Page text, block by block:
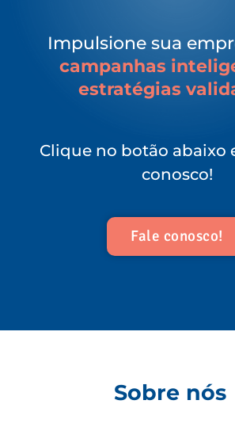
Impulsione sua
campanhas
estratégias
Clique no botão abaixo
conosco!
Fale conosco!
Sobre nós